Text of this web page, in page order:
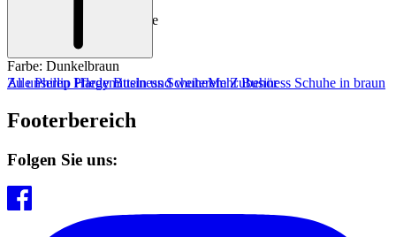
Sohle: Leder-/Gummisohle
Absatzhöhe: ca. 2,5 cm
Farbe: Dunkelbraun
Zu unseren Pflegemitteln und weiterem Zubehör
Alle Phillip Hardy Business SchuheMehr Business Schuhe in braun
Footerbereich
Folgen Sie uns: